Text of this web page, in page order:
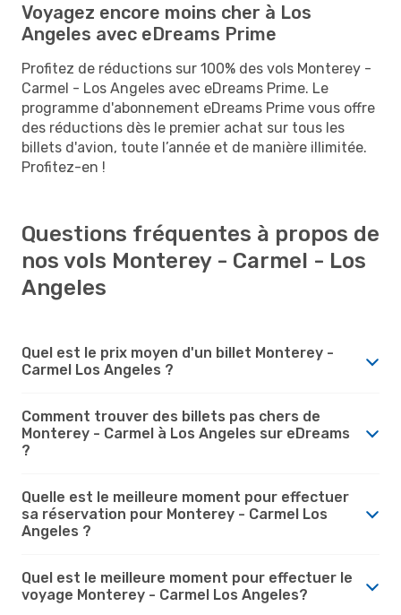
Voyagez encore moins cher à Los
Angeles avec eDreams Prime
Profitez de réductions sur 100% des vols Monterey -
Carmel - Los Angeles avec eDreams Prime. Le
programme d'abonnement eDreams Prime vous offre
des réductions dès le premier achat sur tous les
billets d'avion, toute l’année et de manière illimitée.
Profitez-en !
Questions fréquentes à propos de
nos vols Monterey - Carmel - Los
Angeles
Quel est le prix moyen d'un billet Monterey -
Carmel Los Angeles ?
Comment trouver des billets pas chers de
Monterey - Carmel à Los Angeles sur eDreams
?
Quelle est le meilleure moment pour effectuer
sa réservation pour Monterey - Carmel Los
Angeles ?
Quel est le meilleure moment pour effectuer le
voyage Monterey - Carmel Los Angeles?